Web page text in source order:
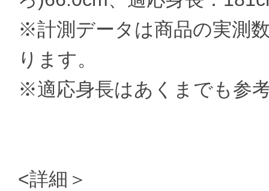
※計測データは商品の実測
ります。
※適応身長はあくまでも参
<詳細＞